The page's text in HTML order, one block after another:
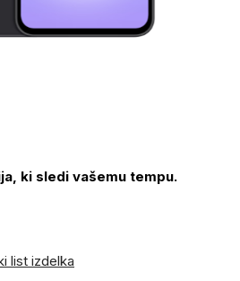
ki sledi vašemu tempu.
list izdelka